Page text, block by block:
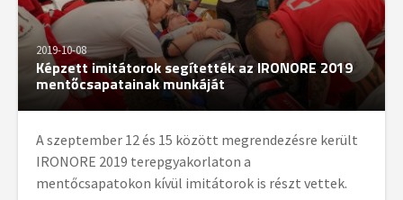
2019-10-08
Képzett imitátorok segítették az IRONORE 2019
mentőcsapatainak munkáját
A szeptember 12 és 15 között megrendezésre került
IRONORE 2019 terepgyakorlaton a
mentőcsapatokon kívül imitátorok is részt vettek.